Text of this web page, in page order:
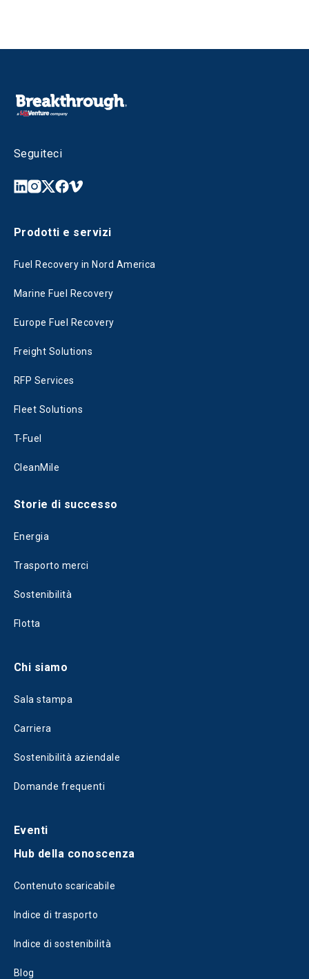
Seguiteci
Prodotti e servizi
Fuel Recovery in Nord America
Marine Fuel Recovery
Europe Fuel Recovery
Freight Solutions
RFP Services
Fleet Solutions
T-Fuel
CleanMile
Storie di successo
Energia
Trasporto merci
Sostenibilità
Flotta
Chi siamo
Sala stampa
Carriera
Sostenibilità aziendale
Domande frequenti
Eventi
Hub della conoscenza
Contenuto scaricabile
Indice di trasporto
Indice di sostenibilità
Blog